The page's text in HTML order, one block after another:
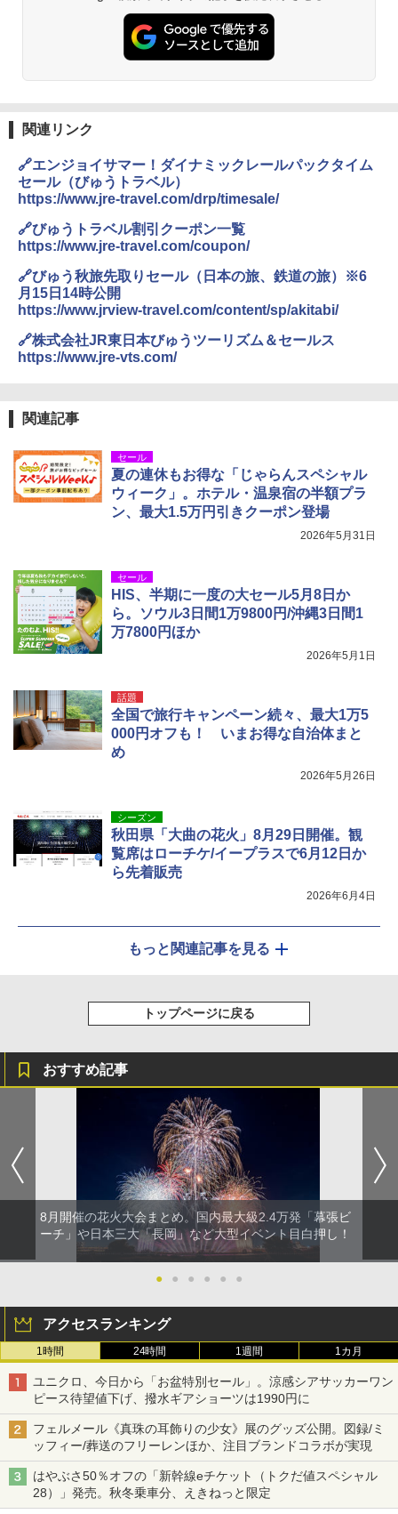
関連リンク
🔗エンジョイサマー！ダイナミックレールパックタイム
セール（びゅうトラベル）
https://www.jre-travel.com/drp/timesale/
🔗びゅうトラベル割引クーポン一覧
https://www.jre-travel.com/coupon/
🔗びゅう秋旅先取りセール（日本の旅、鉄道の旅）※6
月15日14時公開
https://www.jrview-travel.com/content/sp/akitabi/
🔗株式会社JR東日本びゅうツーリズム＆セールス
https://www.jre-vts.com/
関連記事
セール
夏の連休もお得な「じゃらんスペシャル
ウィーク」。ホテル・温泉宿の半額プラ
ン、最大1.5万円引きクーポン登場
2026年5月31日
セール
HIS、半期に一度の大セール5月8日か
ら。ソウル3日間1万9800円/沖縄3日間1
万7800円ほか
2026年5月1日
話題
全国で旅行キャンペーン続々、最大1万5
000円オフも！ いまお得な自治体まと
め
2026年5月26日
シーズン
秋田県「大曲の花火」8月29日開催。観
覧席はローチケ/イープラスで6月12日か
ら先着販売
2026年6月4日
もっと関連記事を見る
トップページに戻る
おすすめ記事
8月開催の花火大会まとめ。国内最大級2.4万発「幕張ビ
ーチ」や日本三大「長岡」など大型イベント目白押し！
● ● ● ● ● ●
アクセスランキング
1時間 24時間 1週間 1カ月
ユニクロ、今日から「お盆特別セール」。涼感シアサッカーワン
ピース待望値下げ、撥水ギアショーツは1990円に
フェルメール《真珠の耳飾りの少女》展のグッズ公開。図録/ミ
ッフィー/葬送のフリーレンほか、注目ブランドコラボが実現
はやぶさ50％オフの「新幹線eチケット（トクだ値スペシャル
28）」発売。秋冬乗車分、えきねっと限定